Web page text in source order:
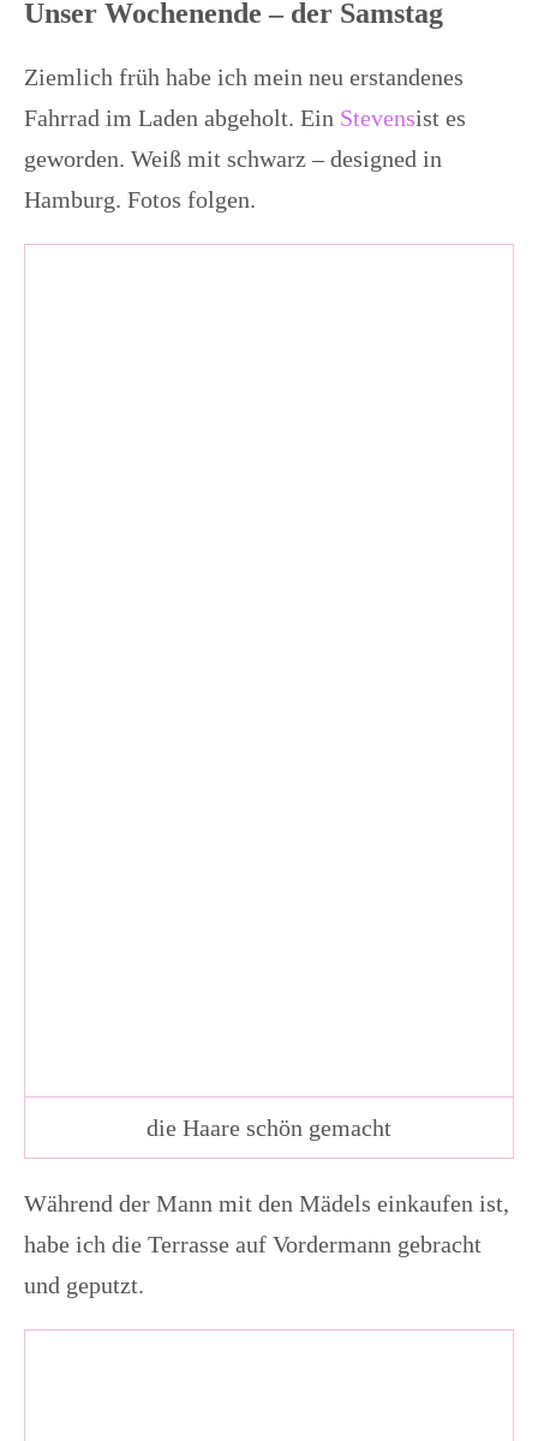
Unser Wochenende – der Samstag
Ziemlich früh habe ich mein neu erstandenes
Fahrrad im Laden abgeholt. Ein Stevensist es
geworden. Weiß mit schwarz – designed in
Hamburg. Fotos folgen.
die Haare schön gemacht
Während der Mann mit den Mädels einkaufen ist,
habe ich die Terrasse auf Vordermann gebracht
und geputzt.